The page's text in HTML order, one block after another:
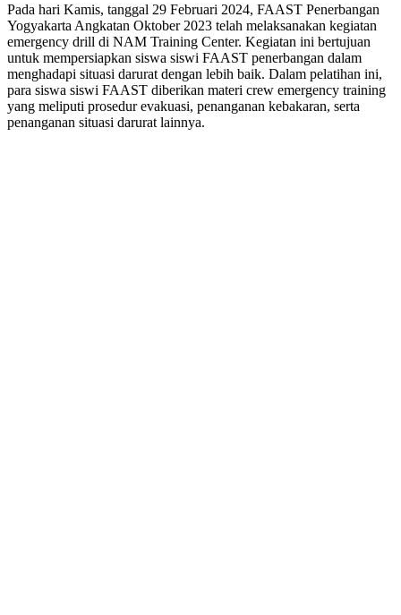
Pada hari Kamis, tanggal 29 Februari 2024, FAAST Penerbangan
Yogyakarta Angkatan Oktober 2023 telah melaksanakan kegiatan
emergency drill di NAM Training Center. Kegiatan ini bertujuan
untuk mempersiapkan siswa siswi FAAST penerbangan dalam
menghadapi situasi darurat dengan lebih baik. Dalam pelatihan ini,
para siswa siswi FAAST diberikan materi crew emergency training
yang meliputi prosedur evakuasi, penanganan kebakaran, serta
penanganan situasi darurat lainnya.